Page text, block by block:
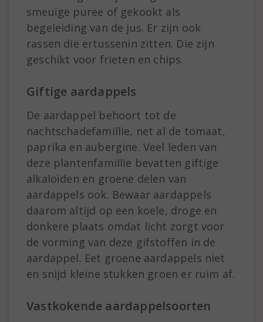
smeuïge puree of gekookt als
begeleiding van de jus. Er zijn ook
rassen die ertussenin zitten. Die zijn
geschikt voor frieten en chips.
Giftige aardappels
De aardappel behoort tot de
nachtschadefamillie, net al de tomaat,
paprika en aubergine. Veel leden van
deze plantenfamillie bevatten giftige
alkaloïden en groene delen van
aardappels ook. Bewaar aardappels
daarom altijd op een koele, droge en
donkere plaats omdat licht zorgt voor
de vorming van deze gifstoffen in de
aardappel. Eet groene aardappels niet
en snijd kleine stukken groen er ruim af.
Vastkokende aardappelsoorten